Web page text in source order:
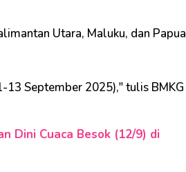
Utara, Maluku, dan Papua
September 2025)," tulis BMKG
Dini Cuaca Besok (12/9) di